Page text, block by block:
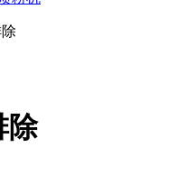
除